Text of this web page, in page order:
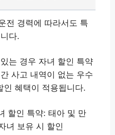
전 경력에 따라서도 특
다.
는 경우 자녀 할인 특약
사고 내역이 없는 우수
인 혜택이 적용됩니다.
할인 특약: 태아 및 만
녀 보유 시 할인